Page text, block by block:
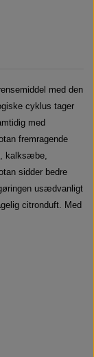
med den
cyklus tager
med
fremragende
kalksæbe,
sidder bedre
usædvanligt
citronduft. Med